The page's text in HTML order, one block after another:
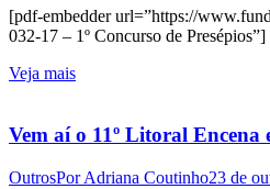
[pdf-embedder url=”https://
032-17 – 1º Concurso de
Veja mais
Vem aí o 11º Litoral
OutrosPorAdriana Coutinho23 de